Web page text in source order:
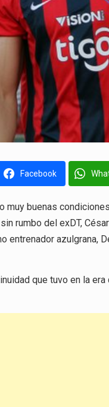
Facebook
muy buenas
rumbo del exDT,
entrenador azulgrana,
que tuvo en la